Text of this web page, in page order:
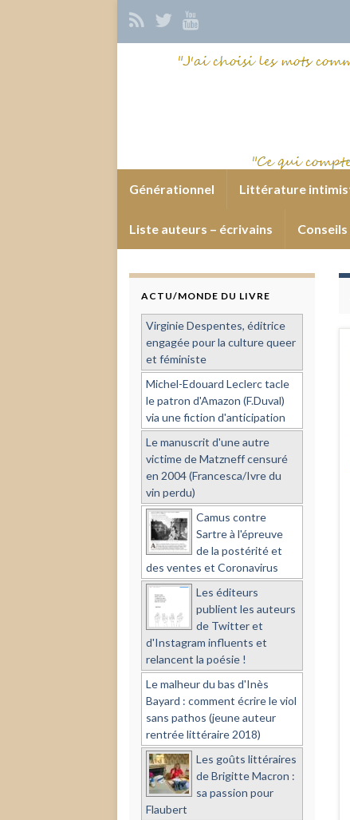
Générationnel Littérature
Liste auteurs – écrivains
ACTU/MONDE DU LIVRE
Virginie Despentes, éditrice
engagée pour la culture queer
et féministe
Michel-Edouard Leclerc tacle
le patron d'Amazon (F.Duval)
via une fiction d'anticipation
Le manuscrit d'une autre
victime de Matzneff censuré
en 2004 (Francesca/Ivre du
vin perdu)
Camus contre
Sartre à l'épreuve
de la postérité et
des ventes et Coronavirus
Les éditeurs
publient les auteurs
de Twitter et
d'Instagram influents et
relancent la poésie !
Le malheur du bas d'Inès
Bayard : comment écrire le viol
sans pathos (jeune auteur
rentrée littéraire 2018)
Les goûts littéraires
de Brigitte Macron :
sa passion pour
Flaubert